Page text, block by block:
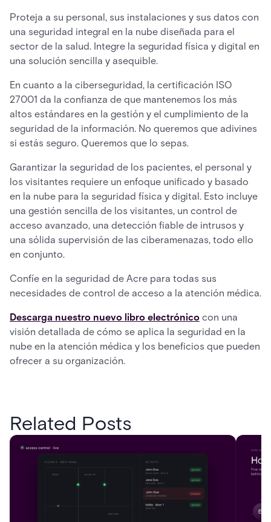
Proteja a su personal, sus instalaciones y sus datos con
una seguridad integral en la nube diseñada para el
sector de la salud. Integre la seguridad física y digital en
una solución sencilla y asequible.
En cuanto a la ciberseguridad, la certificación ISO
27001 da la confianza de que mantenemos los más
altos estándares en la gestión y el cumplimiento de la
seguridad de la información. No queremos que adivines
si estás seguro. Queremos que lo sepas.
Garantizar la seguridad de los pacientes, el personal y
los visitantes requiere un enfoque unificado y basado
en la nube para la seguridad física y digital. Esto incluye
una gestión sencilla de los visitantes, un control de
acceso avanzado, una detección fiable de intrusos y
una sólida supervisión de las ciberamenazas, todo ello
en conjunto.
Confíe en la seguridad de Acre para todas sus
necesidades de control de acceso a la atención médica.
Descarga nuestro nuevo libro electrónico con una
visión detallada de cómo se aplica la seguridad en la
nube en la atención médica y los beneficios que pueden
ofrecer a su organización.
Related Posts